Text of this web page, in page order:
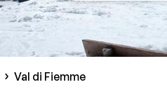
Val di Fiemme